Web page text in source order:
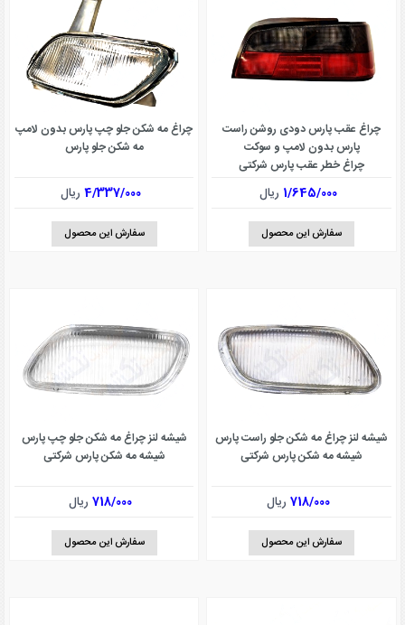
چراغ عقب پارس دودی روشن راست
پارس بدون لامپ و سوکت
چراغ خطر عقب پارس شرکتی
1/645/000 ریال
سفارش این محصول
چراغ مه شکن جلو چپ پارس بدون لامپ
مه شکن جلو پارس
4/337/000 ریال
سفارش این محصول
شیشه لنز چراغ مه شکن جلو راست پارس
شیشه مه شکن پارس شرکتی
718/000 ریال
سفارش این محصول
شیشه لنز چراغ مه شکن جلو چپ پارس
شیشه مه شکن پارس شرکتی
718/000ریال
سفارش این محصول